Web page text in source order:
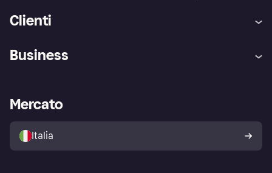
Clienti
Assistenza
Esplora i negozi
Politica di protezione
dell'acquirente Klarna
Business
Accesso aziende
Mercato
Italia